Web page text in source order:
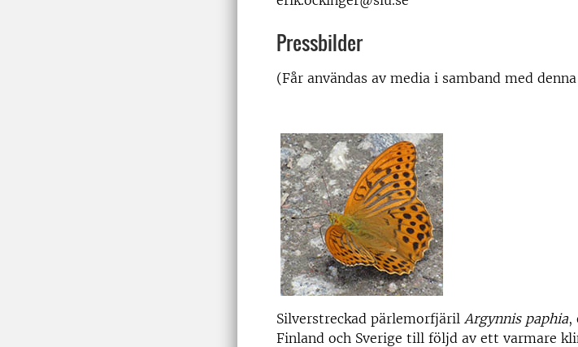
Pressbilder
(Får användas av media i samband med
Silverstreckad pärlemorfjäril Argynnis paphia,
Finland och Sverige till följd av ett varmare